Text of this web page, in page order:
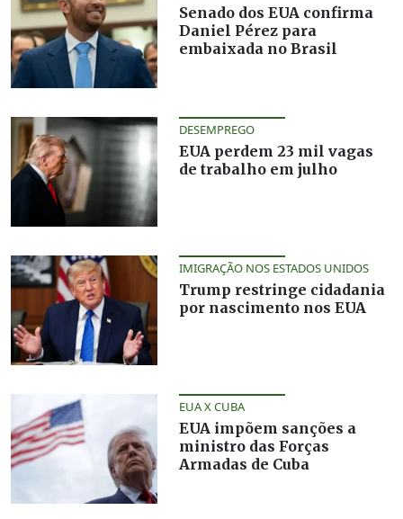
Senado dos EUA confirma
Daniel Pérez para
embaixada no Brasil
DESEMPREGO
EUA perdem 23 mil vagas
de trabalho em julho
IMIGRAÇÃO NOS ESTADOS UNIDOS
Trump restringe cidadania
por nascimento nos EUA
EUA X CUBA
EUA impõem sanções a
ministro das Forças
Armadas de Cuba